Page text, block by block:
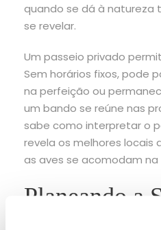
quando se dá à natureza
se revelar.
Um passeio privado
Sem horários fixos, pode
na perfeição ou
um bando se reúne nas
sabe como interpretar o
revela os melhores locais
as aves se acomodam
Planeando a